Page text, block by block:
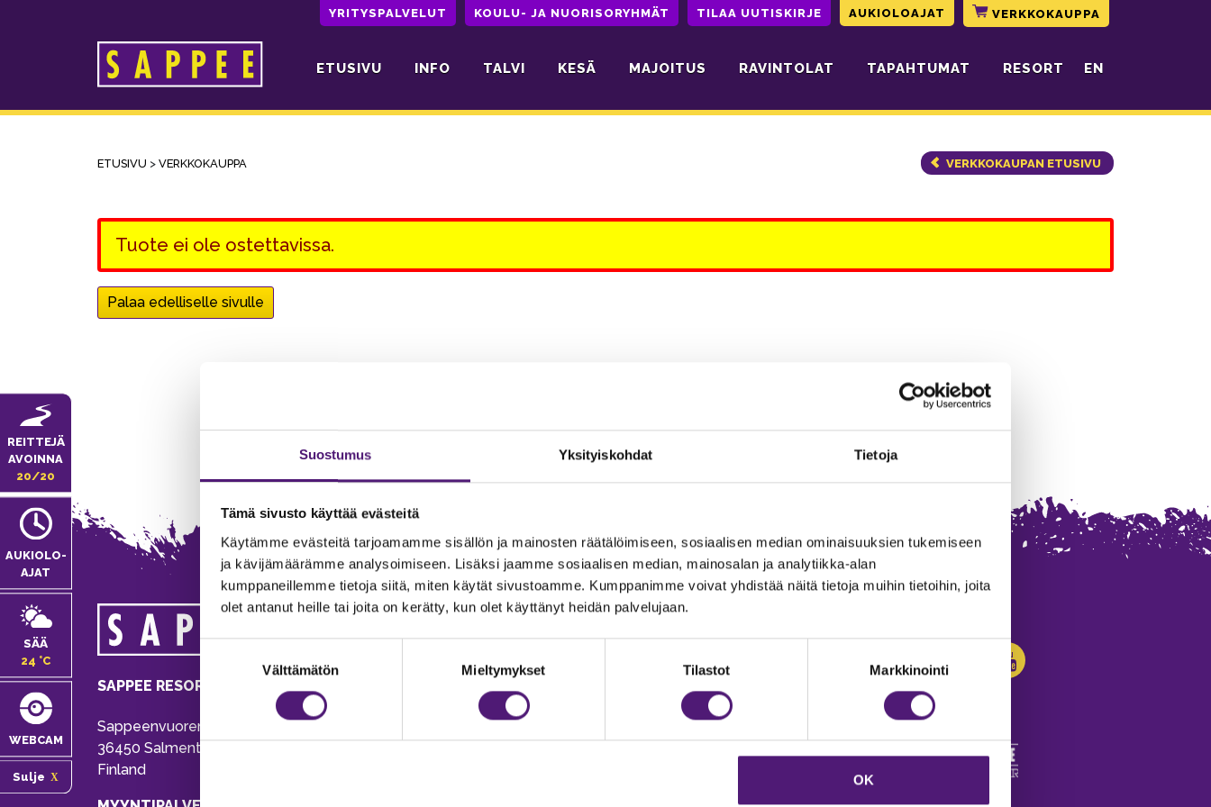
Suostumus Yksityiskohdat Tietoja
Tämä sivusto käyttää evästeitä
Käytämme evästeitä tarjoamamme sisällön ja mainosten räätälöimiseen, sosiaalisen median ominaisuuksien tukemiseen
ja kävijämäärämme analysoimiseen. Lisäksi jaamme sosiaalisen median, mainosalan ja analytiikka-alan
kumppaneillemme tietoja siitä, miten käytät sivustoamme. Kumppanimme voivat yhdistää näitä tietoja muihin tietoihin, joita
olet antanut heille tai joita on kerätty, kun olet käyttänyt heidän palvelujaan.
Välttämätön Mieltymykset Tilastot Markkinointi
OK
YRITYSPALVELUT KOULU- JA NUORISORYHMÄT TILAA UUTISKIRJE AUKIOLOAJAT VERKKOKAUPPA
Päävalikko ETUSIVU INFO TALVI KESÄ MAJOITUS RAVINTOLAT TAPAHTUMAT RESORT EN
REITTEJÄ
AVOINNA
20/20
AUKIOLO­
AJAT
SÄÄ
24 °C
WEBCAM
Sulje
ETUSIVU > VERKKOKAUPPA VERKKOKAUPAN ETUSIVU
Tuote ei ole ostettavissa.
Palaa edelliselle sivulle
SAPPEE RESORT
Sappeenvuorentie 200
36450 Salmentaka, Pälkäne
Finland
MAJOITUS
020 755 9975
majoitus@sappee.fi
Vastuullisuus
Avoimet työpaikat
Anna palautetta
Evästeasetukset